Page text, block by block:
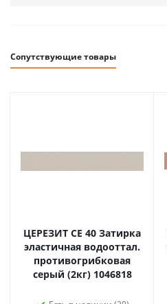
Сопутствующие товары
ЦЕРЕЗИТ CE 40 Затирка
эластичная водооттал.
противогрибковая
серый (2кг) 1046818